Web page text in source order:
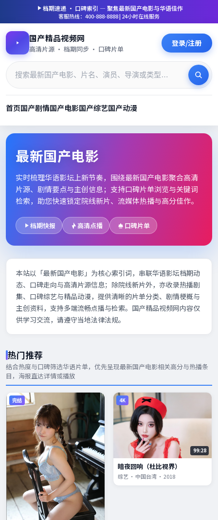
档期速递 · 口碑索引 — 聚焦最新国产电影与华语佳作
客服热线：400-888-8888 | 24小时在线服务
国产精品视频网
高清片源 · 档期同步 · 口碑片单
登录/注册
首页国产剧情国产电影国产综艺国产动漫
最新国产电影_高清片单档期
最新国产电影
实时梳理华语影坛上新节奏，围绕最新国产电影聚合高清
片源、剧情要点与主创信息；支持口碑片单浏览与关键词
检索，助您快速锁定院线新片、流媒体热播与高分佳作。
档期快报 高清点播 口碑片单
本站以「最新国产电影」为核心索引词，串联华语影坛档期动
态、口碑走向与高清片源信息；除院线新片外，亦收录热播剧
集、口碑综艺与精品动漫，提供清晰的片单分类、剧情梗概与
主创资料，支持多端流畅点播与检索。国产精品视频网内容仅
供学习交流，请遵守当地法律法规。
热门推荐
结合热度与口碑筛选华语片单，优先呈现最新国产电影相关高分与热播条
目，海报直达详情或播放
完结 4K
99:28
暗夜回响（杜比视界）
综艺 · 中国台湾 · 2018